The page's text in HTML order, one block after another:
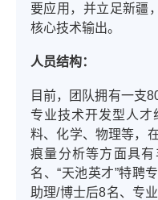
要应用，并立足新疆
核心技术输出。
人员结构：
目前，团队拥有一支
专业技术开发型人才
料、化学、物理等，
痕量分析等方面具
名、“天池英才”特聘
助理/博士后8名、专